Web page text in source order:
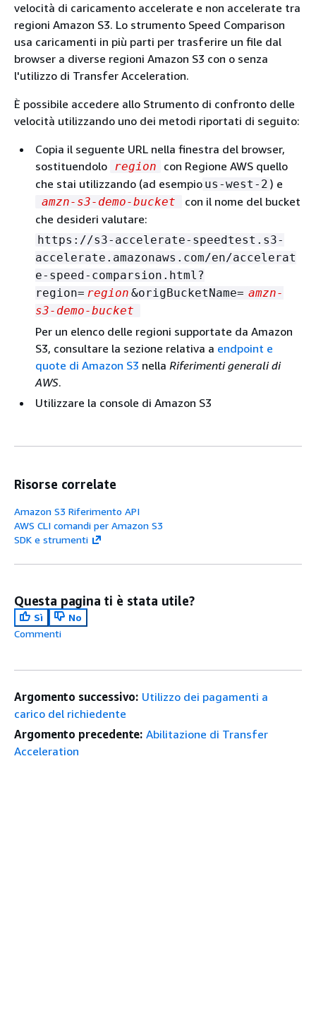
velocità di caricamento accelerate e non accelerate tra
regioni Amazon S3. Lo strumento Speed Comparison
usa caricamenti in più parti per trasferire un file dal
browser a diverse regioni Amazon S3 con o senza
l'utilizzo di Transfer Acceleration.
È possibile accedere allo Strumento di confronto delle
velocità utilizzando uno dei metodi riportati di seguito:
Copia il seguente URL nella finestra del browser,
sostituendolo region
con Regione AWS quello
che stai utilizzando (ad esempio us-west-2 ) e
amzn-s3-demo-bucket
con il nome del bucket
che desideri valutare:
https://s3-accelerate-speedtest.s3-
accelerate.amazonaws.com/en/accelerat
e-speed-comparsion.html?
region= region &origBucketName= amzn-
s3-demo-bucket
Per un elenco delle regioni supportate da Amazon
S3, consultare la sezione relativa a endpoint e
quote di Amazon S3 nella Riferimenti generali di
AWS.
Utilizzare la console di Amazon S3
Risorse correlate
Amazon S3 Riferimento API
AWS CLI comandi per Amazon S3
SDK e strumenti
Questa pagina ti è stata utile?
Sì
No
Commenti
Argomento successivo: Utilizzo dei pagamenti a
carico del richiedente
Argomento precedente: Abilitazione di Transfer
Acceleration